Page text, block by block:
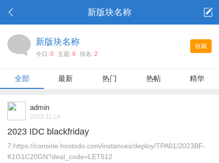
新版块名称
收藏
新版块名称
今日: 0 主题: 6 排名: 2
全部 最新 热门 热帖 精华
admin
2023-11-24
2023 IDC blackfriday
7:https://console.hostodo.com/instances/deploy/TPA01/2023BF-
K1G1C20GN?deal_code=LET512